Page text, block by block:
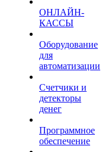
ОНЛАЙН-
КАССЫ
Оборудование
для
автоматизации
Счетчики и
детекторы
денег
Программное
обеспечение